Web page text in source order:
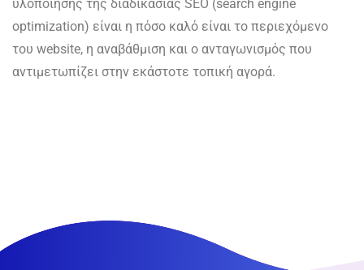
υλοποίησης της διαδικασίας SEO (search engine
optimization) είναι η πόσο καλό είναι το περιεχόμενο
του website, η αναβάθμιση και ο ανταγωνισμός που
αντιμετωπίζει στην εκάστοτε τοπική αγορά.